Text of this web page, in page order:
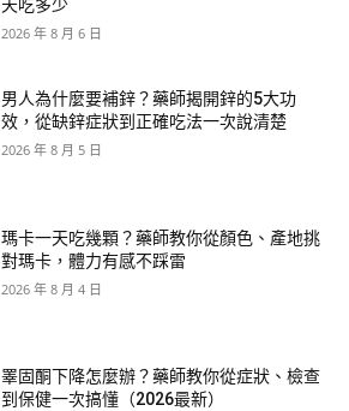
天吃多少
2026 年 8 月 6 日
男人為什麼要補鋅？藥師揭開鋅的5大功
效，從缺鋅症狀到正確吃法一次說清楚
2026 年 8 月 5 日
瑪卡一天吃幾顆？藥師教你從顏色、產地挑
對瑪卡，體力有感不踩雷
2026 年 8 月 4 日
睪固酮下降怎麼辦？藥師教你從症狀、檢查
到保健一次搞懂（2026最新）